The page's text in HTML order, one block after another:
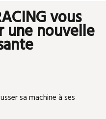
vous
une nouvelle
sa machine à ses